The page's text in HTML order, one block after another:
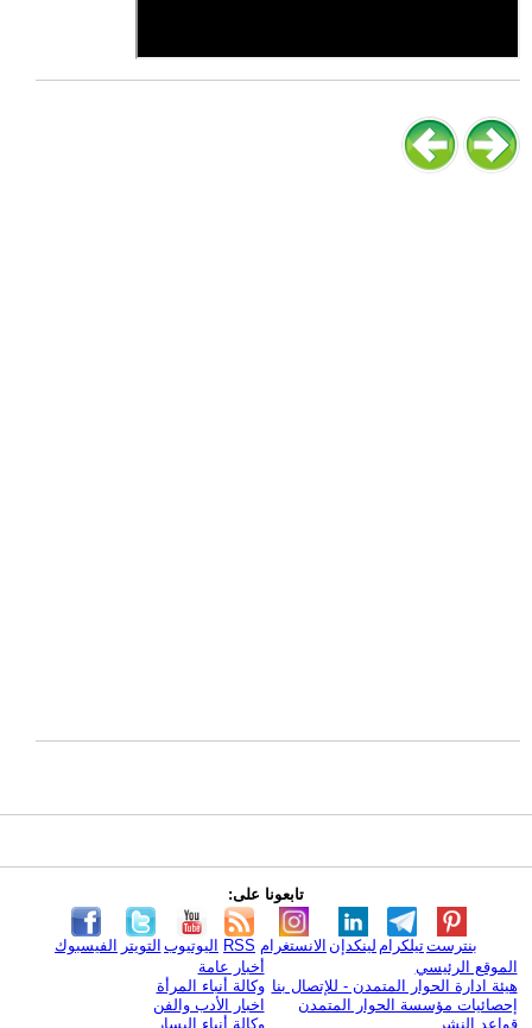
تابعونا على:
الفيسبوك التويتر اليوتيوب RSS الانستغرام لينكدإن تيلكرامبنترست
الموقع الرئيسي
هيئة ادارة الحوار المتمدن - للإتصال بنا
إحصائيات مؤسسة الحوار المتمدن
قواعد النشر
أخبار عامة
وكالة أنباء المرأة
اخبار الأدب والفن
وكالة أنباء اليسار